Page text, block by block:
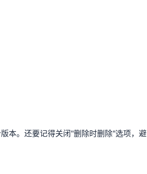
本。还要记得关闭"删除时删除"选项，避